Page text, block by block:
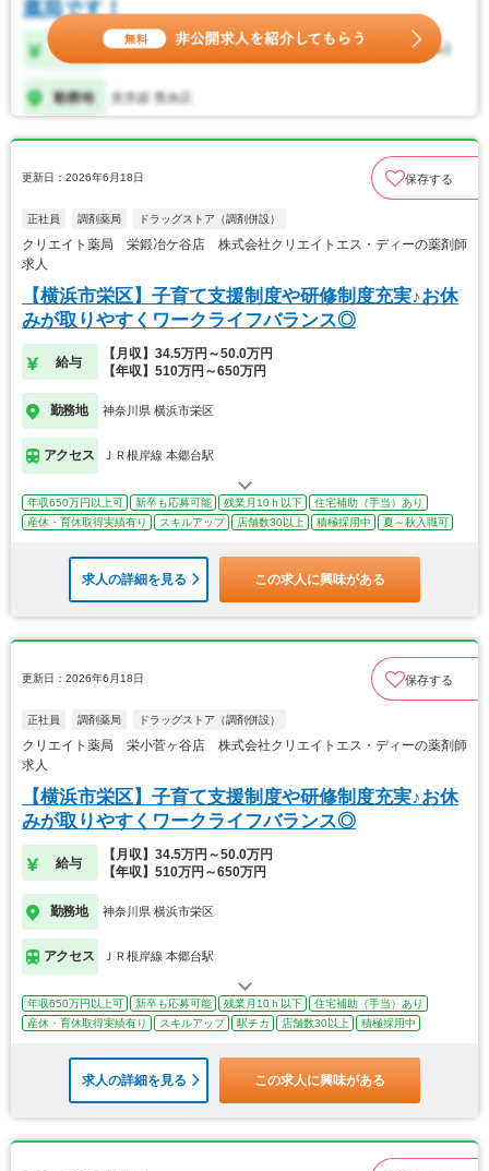
更新日：2026年6月18日 保存する
正社員 調剤薬局 ドラッグストア（調剤併設）
クリエイト薬局 栄鍛冶ケ谷店 株式会社クリエイトエス・ディーの薬剤師
求人
【横浜市栄区】子育て支援制度や研修制度充実♪お休
みが取りやすくワークライフバランス◎
給与
【月収】34.5万円～50.0万円
【年収】510万円～650万円
勤務地 神奈川県 横浜市栄区
アクセス ＪＲ根岸線 本郷台駅
年収650万円以上可 新卒も応募可能 残業月10ｈ以下
住宅補助（手当）あり
産休・育休取得実績有り
スキルアップ 店舗数30以上 積極採用中 夏～秋入職可
求人の詳細を見る この求人に興味がある
更新日：2026年6月18日 保存する
正社員 調剤薬局 ドラッグストア（調剤併設）
クリエイト薬局 栄小菅ヶ谷店 株式会社クリエイトエス・ディーの薬剤師
求人
【横浜市栄区】子育て支援制度や研修制度充実♪お休
みが取りやすくワークライフバランス◎
給与
【月収】34.5万円～50.0万円
【年収】510万円～650万円
勤務地 神奈川県 横浜市栄区
アクセス ＪＲ根岸線 本郷台駅
年収650万円以上可 新卒も応募可能 残業月10ｈ以下
住宅補助（手当）あり
産休・育休取得実績有り
スキルアップ 駅チカ 店舗数30以上 積極採用中
求人の詳細を見る この求人に興味がある